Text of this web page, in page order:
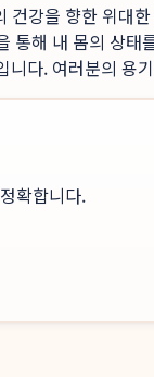
강을 향한 위대
통해 내 몸의 상태
다. 여러분의 용
확합니다.